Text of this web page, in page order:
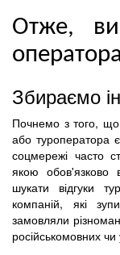
Отже,
Збираємо
Почнемо з того, що
або туроператора є
соцмережі часто
якою обов'язково
шукати відгуки
компаній, які
замовляли
російськомовних